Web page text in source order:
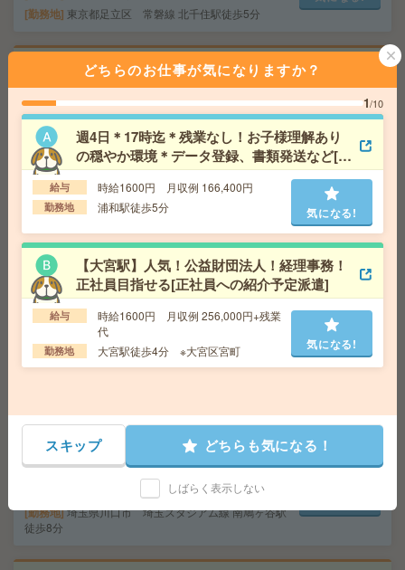
勤務地 東京都足立区 常磐線 北千住駅徒歩5分
1850円＊【京成立石駅】健診センターをバックで支え
る！日次経理[派遣]
給 与 時給1850円～1900円 経験に応じてご相談さ
せていただきます
交通費 全額支給
勤務地 京成立石駅徒歩9分
気になる!
時給2050円！ピタッと17時終業＊六本木ヒルズ森タワー
勤務＊2名の募集[派遣]
給 与
時給2050円＋交 【月収例】353,625円～ ■
給与の前払いが可能な速払いサービスあり
交通費 交通費支給あり
東京都港区 東京メトロ日比谷線 六本木駅徒
歩1分
気になる!
の仕訳など[派遣]
給 与
時給1700円＋交 【月収例】170,000円～ ■
給与の前払いが可能な速払いサービスあり
勤務地 埼玉県川口市 埼玉スタジアム線 南鳩ヶ谷駅
徒歩8分
どちらのお仕事が気になりますか？
1/10
週4日＊17時迄＊残業なし！お子様理解あり
の穏やか環境＊データ登録、書類発送など[派
遣]
給与 時給1600円 月収例 166,400円
勤務地 浦和駅徒歩5分 気になる!
【大宮駅】人気！公益財団法人！経理事務！
正社員目指せる[正社員への紹介予定派遣]
給与
時給1600円 月収例 256,000円+残業
代
勤務地 大宮駅徒歩4分 ※大宮区宮町 気になる!
スキップ どちらも気になる！
しばらく表示しない